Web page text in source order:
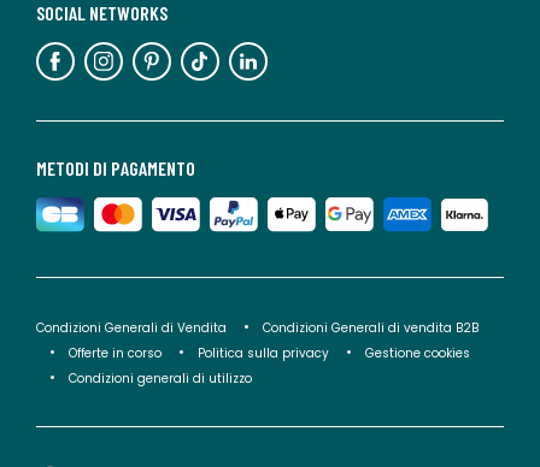
METODI DI PAGAMENTO
SOCIAL NETWORKS
Condizioni Generali di Vendita
Condizioni Generali di vendita B2B
Offerte in corso
Politica sulla privacy
Gestione cookies
Condizioni generali di utilizzo